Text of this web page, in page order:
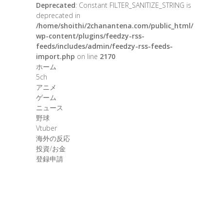
Deprecated: Constant FILTER_SANITIZE_STRING is
deprecated in
/home/shoithi/2chanantena.com/public_html/
wp-content/plugins/feedzy-rss-
feeds/includes/admin/feedzy-rss-feeds-
import.php on line 2170
ホーム
5ch
アニメ
ゲーム
ニュース
野球
Vtuber
海外の反応
投資/お金
登録申請